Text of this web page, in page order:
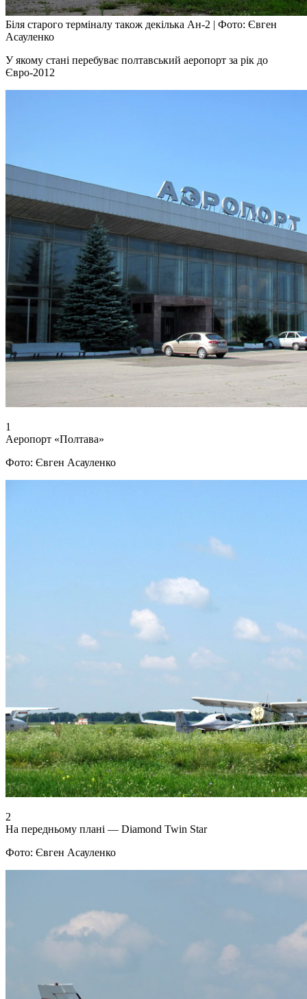
Біля старого терміналу також декілька Ан-2 | Фото: Євген
Асауленко
У якому стані перебуває полтавський аеропорт за рік до
Євро-2012
1
Аеропорт «Полтава»
Фото: Євген Асауленко
2
На передньому плані — Diamond Twin Star
Фото: Євген Асауленко